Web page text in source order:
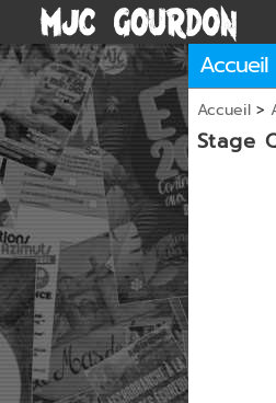
Accueil
Accueil >
Stage